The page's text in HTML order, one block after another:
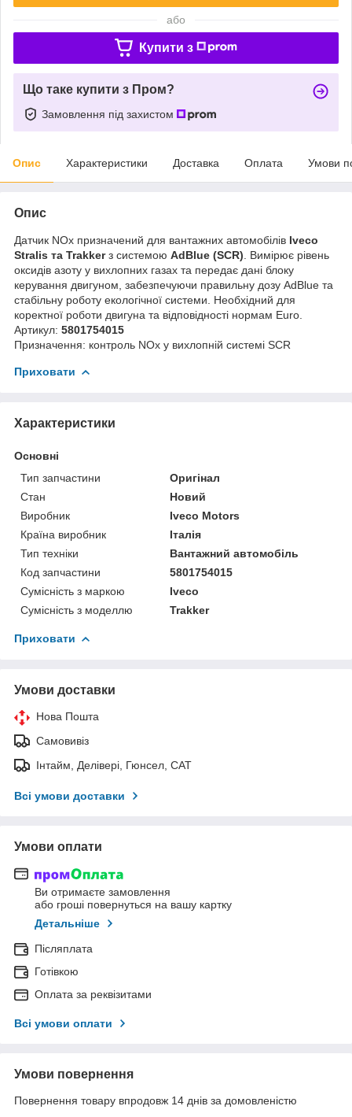
або
Купити з
Що таке купити з Пром?
Замовлення під захистом
Опис Характеристики Доставка Оплата Умови
Опис
Датчик NOx призначений для вантажних автомобілів Iveco
Stralis та Trakkerз системою AdBlue (SCR) . Вимірює рівень
оксидів азоту у вихлопних газах та передає дані блоку
керування двигуном, забезпечуючи правильну дозу AdBlue та
стабільну роботу екологічної системи. Необхідний для
коректної роботи двигуна та відповідності нормам Euro.
Артикул: 5801754015
Призначення: контроль NOx у вихлопній системі SCR
Приховати
Характеристики
Основні
Тип запчастини
Оригінал
Стан
Новий
Виробник
Iveco Motors
Країна виробник
Італія
Тип техніки
Вантажний автомобіль
Код запчастини
5801754015
Сумісність з маркою
Iveco
Сумісність з моделлю
Trakker
Приховати
Умови доставки
Нова Пошта
Самовивіз
Інтайм, Делівері, Гюнсел, САТ
Всі умови доставки
Умови оплати
Ви отримаєте замовлення
або гроші повернуться на вашу картку
Детальніше
Післяплата
Готівкою
Оплата за реквізитами
Всі умови оплати
Умови повернення
Повернення товару впродовж 14 днів за домовленістю